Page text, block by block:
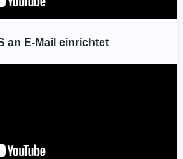
an E-Mail einrichtet